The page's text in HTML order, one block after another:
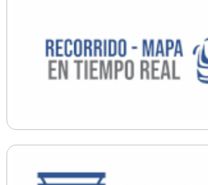
Ordenamiento
Promoción Social
Salud
Secretaría General